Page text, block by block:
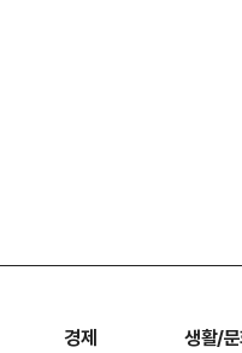
경제 생활/